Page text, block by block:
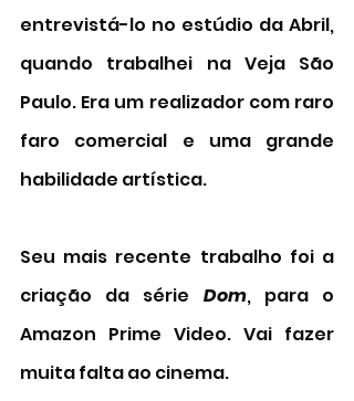
entrevistá-lo no estúdio da Abril,
quando trabalhei na Veja São
Paulo. Era um realizador com raro
faro comercial e uma grande
habilidade artística.
Seu mais recente trabalho foi a
criação da série Dom, para o
Amazon Prime Video. Vai fazer
muita falta ao cinema.